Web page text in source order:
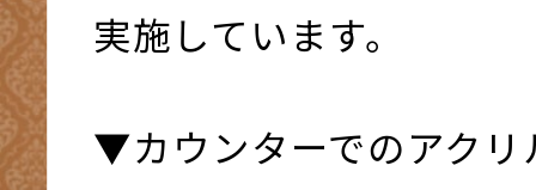
実施しています。
▼カウンターでのアクリ